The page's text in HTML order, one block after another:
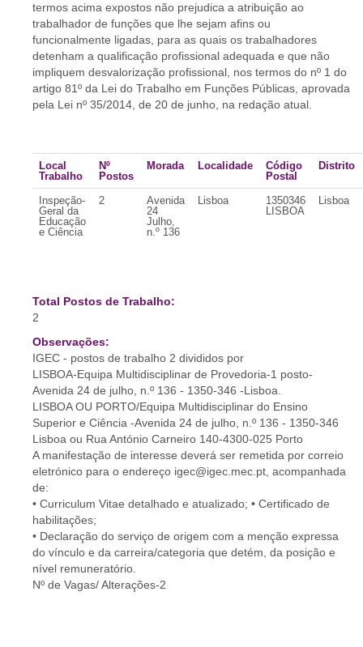
termos acima expostos não prejudica a atribuição ao
trabalhador de funções que lhe sejam afins ou
funcionalmente ligadas, para as quais os trabalhadores
detenham a qualificação profissional adequada e que não
impliquem desvalorização profissional, nos termos do nº 1 do
artigo 81º da Lei do Trabalho em Funções Públicas, aprovada
pela Lei nº 35/2014, de 20 de junho, na redação atual.
Local
Trabalho
Nº
Postos
Morada Localidade
Código
Postal
Distrito
Inspeção-
Geral da
Educação
e Ciência
2
Avenida
24
Julho,
n.º 136
Lisboa
1350346
LISBOA
Lisboa
Total Postos de Trabalho:
2
Observações:
IGEC - postos de trabalho 2 divididos por
LISBOA-Equipa Multidisciplinar de Provedoria-1 posto-
Avenida 24 de julho, n.º 136 - 1350-346 -Lisboa.
LISBOA OU PORTO/Equipa Multidisciplinar do Ensino
Superior e Ciência -Avenida 24 de julho, n.º 136 - 1350-346
Lisboa ou Rua António Carneiro 140-4300-025 Porto
A manifestação de interesse deverá ser remetida por correio
eletrónico para o endereço igec@igec.mec.pt, acompanhada
de:
• Curriculum Vitae detalhado e atualizado; • Certificado de
habilitações;
• Declaração do serviço de origem com a menção expressa
do vínculo e da carreira/categoria que detém, da posição e
nível remuneratório.
Nº de Vagas/ Alterações-2